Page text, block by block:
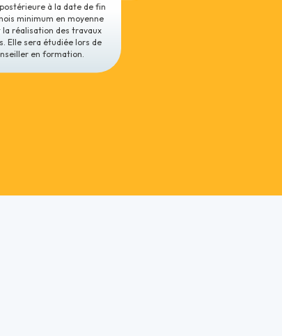
à la date de fin
minimum en moyenne
réalisation des travaux
Elle sera étudiée lors de
en formation.